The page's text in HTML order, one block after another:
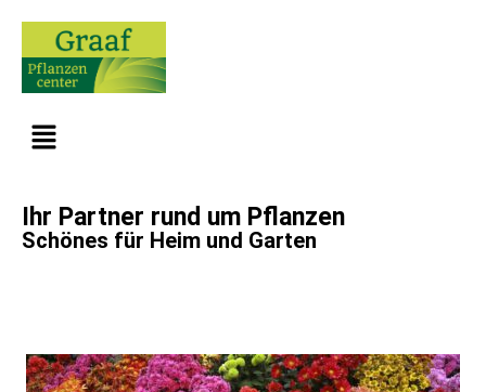
Ihr Partner rund um Pflanzen
Schönes für Heim und Garten